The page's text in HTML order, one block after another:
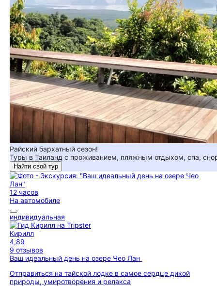
Райский бархатный сезон!
Туры в Таиланд с проживанием, пляжным отдыхом, спа,
Найти свой тур
12 часов
На автомобиле
индивидуальная
Кирилл
4,89
9 отзывов
Ваш идеальный день на озере Чео Лан
Отправиться на тайской лодке в самое сердце дикой
природы, умиротворения и релакса